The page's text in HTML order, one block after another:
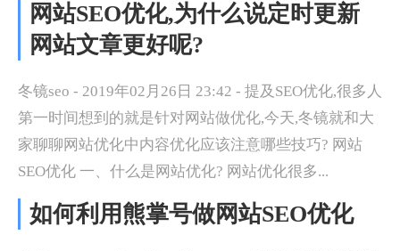
网站SEO优化,为什么说定时更新
网站文章更好呢?
冬镜seo - 2019年02月26日 23:42 - 提及SEO优化,很多人
第一时间想到的就是针对网站做优化,今天,冬镜就和大
家聊聊网站优化中内容优化应该注意哪些技巧? 网站
SEO优化 一、什么是网站优化? 网站优化很多...
如何利用熊掌号做网站SEO优化